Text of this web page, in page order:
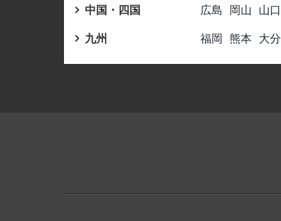
中国・四国 広島 岡山 山口
九州 福岡 熊本 大分